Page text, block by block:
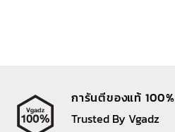
การันตีของแท้ 100%
Trusted By Vgadz